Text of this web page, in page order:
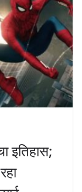
इतिहास;